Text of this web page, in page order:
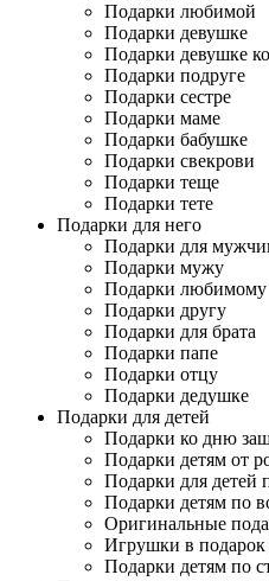
Подарки любимой
Подарки девушке
Подарки девушке
Подарки подруге
Подарки сестре
Подарки маме
Подарки бабушке
Подарки свекрови
Подарки теще
Подарки тете
Подарки для него
Подарки для
Подарки мужу
Подарки любимому
Подарки другу
Подарки для брата
Подарки папе
Подарки отцу
Подарки дедушке
Подарки для детей
Подарки ко дню
Подарки детям от
Подарки для детей
Подарки детям по
Оригинальные
Игрушки в подарок
Подарки детям по